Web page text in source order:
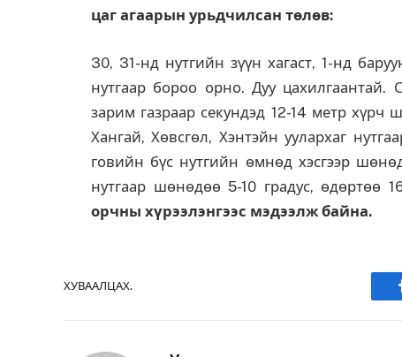
цаг агаарын урьдчилсан төлөв:
30, 31-нд нутгийн зүүн хагаст, 1-нд
нутгаар бороо орно. Дуу
зарим газраар секундэд 12-14 метр хүрч
Хангай, Хөвсгөл, Хэнтэйн уулархаг
говийн бүс нутгийн өмнөд хэсгээр
нутгаар шөнөдөө 5-10 градус, өдөртөө
орчны хүрээлэнгээс мэдээлж байна.
ХУВААЛЦАХ.